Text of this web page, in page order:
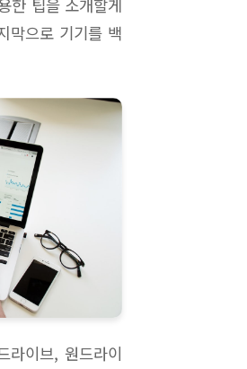
한 팁을 소개할게
막으로 기기를 백
라이브, 원드라이